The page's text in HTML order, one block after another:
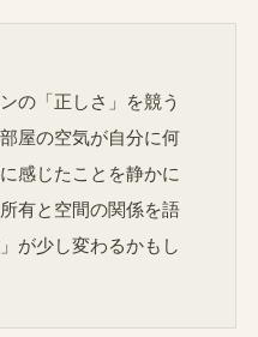
の「正しさ」を競う
屋の空気が自分に何
感じたことを静かに
有と空間の関係を語
が少し変わるかもし